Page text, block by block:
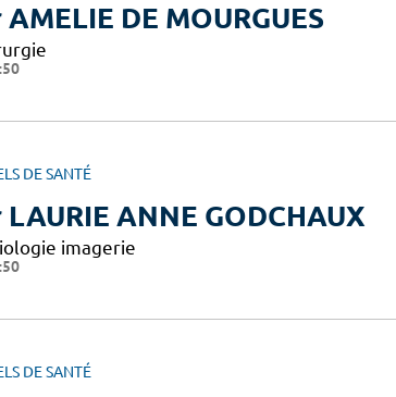
DE MOURGUES
DE SANTÉ
ANNE GODCHAUX
imagerie
DE SANTÉ